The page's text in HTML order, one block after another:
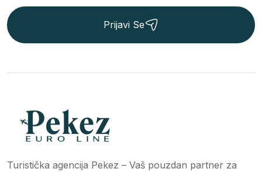
Prijavi Se
Turistička agencija Pekez – Vaš pouzdan partner za